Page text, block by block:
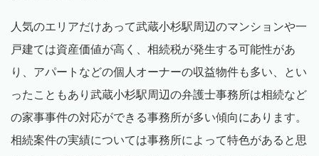
人気のエリアだけあって武蔵小杉駅周辺のマンションや一
戸建ては資産価値が高く、相続税が発生する可能性があ
り、アパートなどの個人オーナーの収益物件も多い、とい
ったこともあり武蔵小杉駅周辺の弁護士事務所は相続など
の家事事件の対応ができる事務所が多い傾向にあります。
相続案件の実績については事務所によって特色があると思